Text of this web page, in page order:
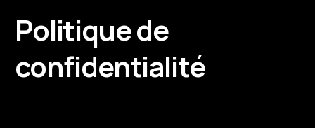
Politique de
confidentialité